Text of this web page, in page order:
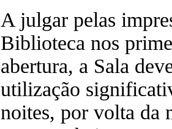
A julgar pelas
Biblioteca nos
abertura, a Sala
utilização
noites, por volta da